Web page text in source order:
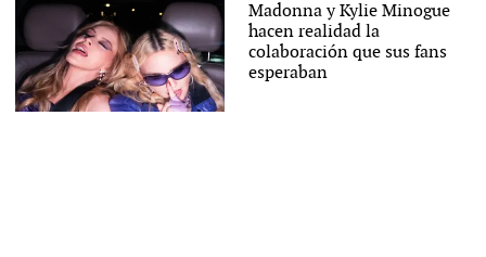
Madonna y Kylie Minogue
hacen realidad la
colaboración que sus fans
esperaban